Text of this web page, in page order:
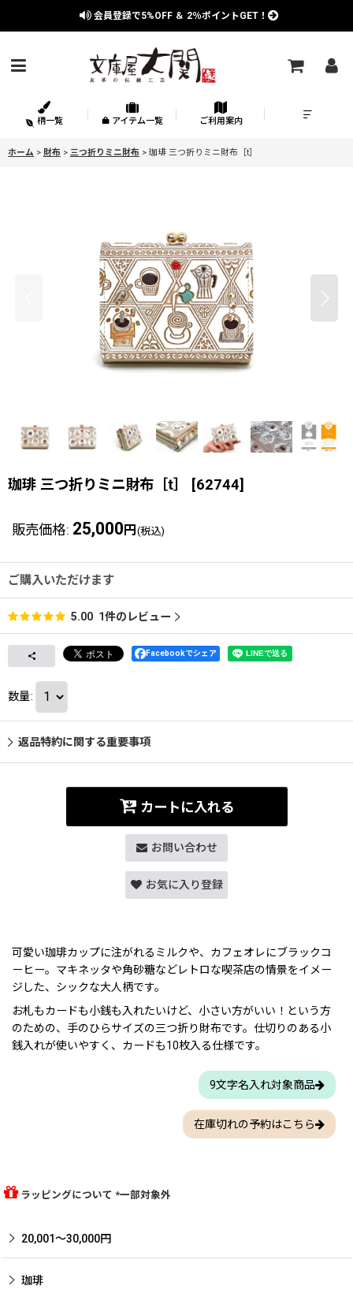
会員登録で5%OFF ＆ 2％ポイントGET！
柄一覧 アイテム一覧 ご利用案内
ホーム > 財布 > 三つ折りミニ財布 > 珈琲 三つ折りミニ財布［t］
珈琲 三つ折りミニ財布［t］ [62744]
販売価格: 25,000 円 (税込)
ご購入いただけます
5.00 1件のレビュー
Facebookでシェア
数量:
返品特約に関する重要事項
カートに入れる
お問い合わせ
お気に入り登録
可愛い珈琲カップに注がれるミルクや、カフェオレにブラックコ
ーヒー。マキネッタや角砂糖などレトロな喫茶店の情景をイメー
ジした、シックな大人柄です。
お札もカードも小銭も入れたいけど、小さい方がいい！という方
のための、手のひらサイズの三つ折り財布です。仕切りのある小
銭入れが使いやすく、カードも10枚入る仕様です。
9文字名入れ対象商品
在庫切れの予約はこちら
ラッピングについて *一部対象外
20,001〜30,000円
珈琲